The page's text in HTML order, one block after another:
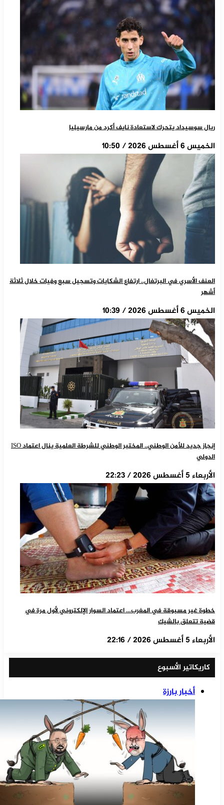
ريال سوسيداد يتحرك لاستعادة نايف أكرد من مارسيليا
الخميس 6 أغسطس 2026 / 10:50
العنف الأسري في البرتغال.. ارتفاع الشكايات وتسجيل سبع وفيات خلال ثلاثة
أشهر
الخميس 6 أغسطس 2026 / 10:39
إنجاز جديد للأمن الوطني.. المختبر الوطني للشرطة العلمية ينال اعتماد ISO
الدولي
الأربعاء 5 أغسطس 2026 / 22:23
خطوة غير مسبوقة في المغرب… اعتماد السوار الإلكتروني لأول مرة في
قضية تتعلق بالشيك
الأربعاء 5 أغسطس 2026 / 22:16
كاريكاتير الأسبوع
أخبار بارزة